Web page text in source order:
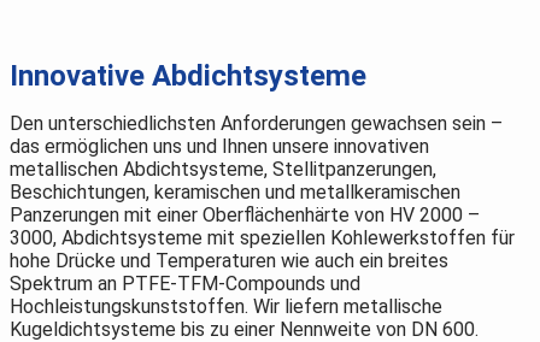
Innovative Abdichtsysteme
Den unterschiedlichsten Anforderungen gewachsen sein –
das ermöglichen uns und Ihnen unsere innovativen
metallischen Abdichtsysteme, Stellitpanzerungen,
Beschichtungen, keramischen und metallkeramischen
Panzerungen mit einer Oberflächenhärte von HV 2000 –
3000, Abdichtsysteme mit speziellen Kohlewerkstoffen für
hohe Drücke und Temperaturen wie auch ein breites
Spektrum an PTFE-TFM-Compounds und
Hochleistungskunststoffen. Wir liefern metallische
Kugeldichtsysteme bis zu einer Nennweite von DN 600.